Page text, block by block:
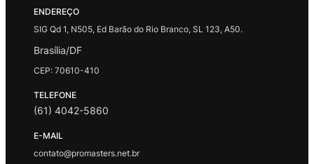
ENDEREÇO
SIG Qd 1, N505, Ed Barão do Rio Branco, SL 123, A50.
Brasília/DF
CEP: 70610-410
TELEFONE
(61) 4042-5860
E-MAIL
contato@promasters.net.br